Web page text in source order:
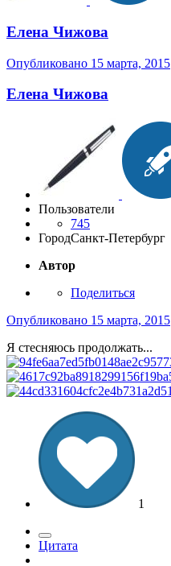
Елена Чижова
Опубликовано 15 марта, 2015
Елена Чижова
Пользователи
745
ГородСанкт-Петербург
Автор
Поделиться
Опубликовано 15 марта, 2015
Я стесняюсь продолжать...
1
Цитата